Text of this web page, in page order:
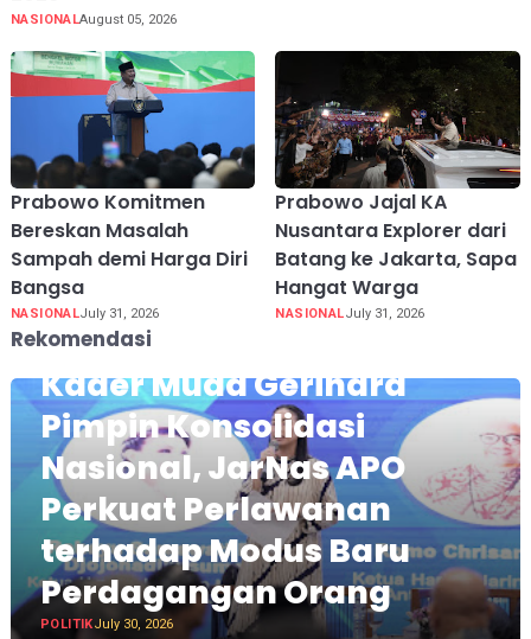
NASIONALAugust 05, 2026
Prabowo Komitmen
Bereskan Masalah
Sampah demi Harga Diri
Bangsa
NASIONALJuly 31, 2026
Prabowo Jajal KA
Nusantara Explorer dari
Batang ke Jakarta, Sapa
Hangat Warga
NASIONALJuly 31, 2026
Rekomendasi
Kader Muda Gerindra
Pimpin Konsolidasi
Nasional, JarNas APO
Perkuat Perlawanan
terhadap Modus Baru
Perdagangan Orang
POLITIKJuly 30, 2026